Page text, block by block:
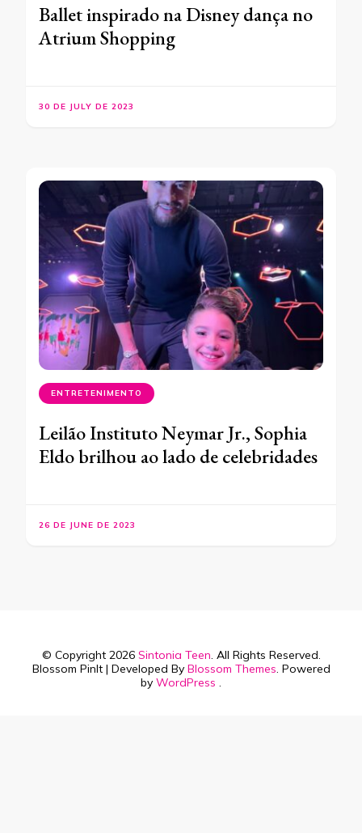
Ballet inspirado na Disney dança no
Atrium Shopping
30 DE JULY DE 2023
ENTRETENIMENTO
Leilão Instituto Neymar Jr., Sophia
Eldo brilhou ao lado de celebridades
26 DE JUNE DE 2023
© Copyright 2026 Sintonia Teen. All Rights Reserved.
Blossom PinIt | Developed By Blossom Themes. Powered
by WordPress .